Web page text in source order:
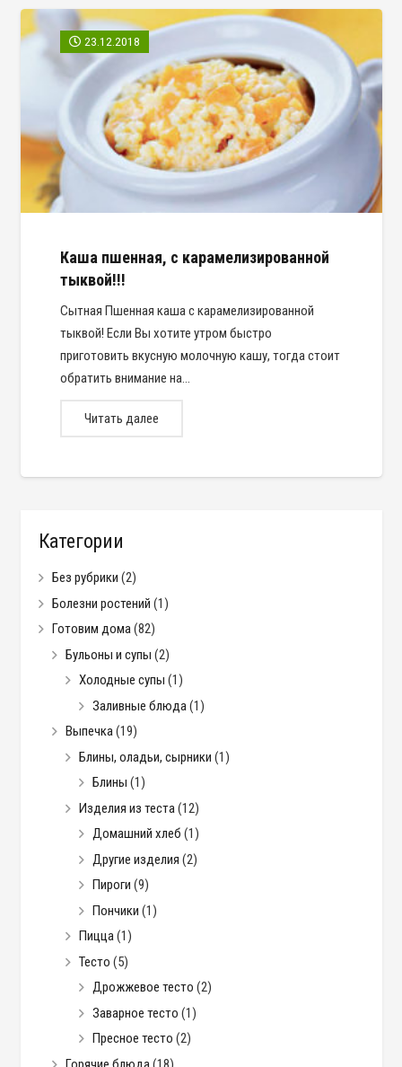
23.12.2018
Каша пшенная, с карамелизированной
тыквой!!!
Сытная Пшенная каша с карамелизированной
тыквой! Если Вы хотите утром быстро
приготовить вкусную молочную кашу, тогда стоит
обратить внимание на…
Читать далее
Категории
Без рубрики (2)
Болезни ростений (1)
Готовим дома(82)
Бульоны и супы (2)
Холодные супы (1)
Заливные блюда(1)
Выпечка(19)
Блины, оладьи, сырники (1)
Блины (1)
Изделия из теста(12)
Домашний хлеб (1)
Другие изделия (2)
Пироги (9)
Пончики (1)
Пицца(1)
Тесто (5)
Дрожжевое тесто (2)
Заварное тесто (1)
Пресное тесто (2)